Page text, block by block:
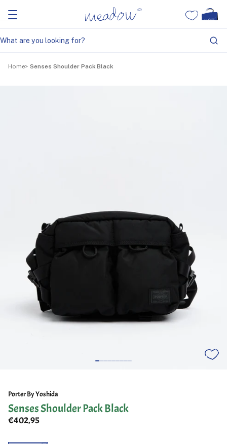
Home Senses Shoulder Pack Black
Porter By Yoshida
Senses Shoulder Pack Black
€402,95